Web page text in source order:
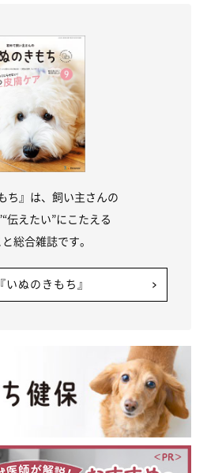
ち』は、飼い主さんの
伝えたい”にこたえる
総合雑誌です。
いぬのきもち』